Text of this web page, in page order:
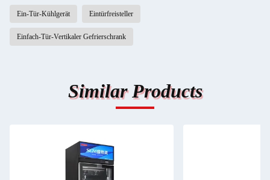
Ein-Tür-Kühlgerät Eintürfreisteller
Einfach-Tür-Vertikaler Gefrierschrank
Similar Products